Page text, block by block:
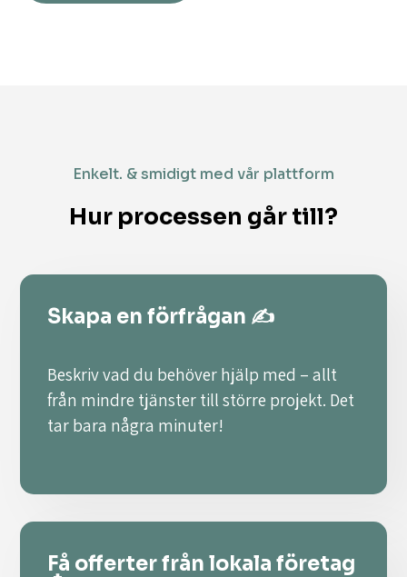
Enkelt. & smidigt med vår plattform
Hur processen går till?
Skapa en förfrågan ✍️
Beskriv vad du behöver hjälp med – allt
från mindre tjänster till större projekt. Det
tar bara några minuter!
Få offerter från lokala företag